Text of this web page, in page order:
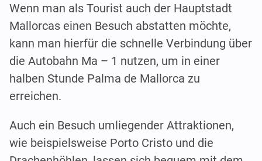
Wenn man als Tourist auch der Hauptstadt
Mallorcas einen Besuch abstatten möchte,
kann man hierfür die schnelle Verbindung über
die Autobahn Ma – 1 nutzen, um in einer
halben Stunde Palma de Mallorca zu
erreichen.
Auch ein Besuch umliegender Attraktionen,
wie beispielsweise Porto Cristo und die